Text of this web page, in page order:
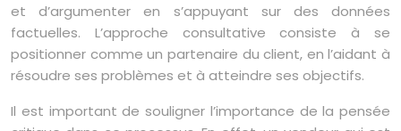
et d’argumenter en s’appuyant sur des données
factuelles. L’approche consultative consiste à se
positionner comme un partenaire du client, en l’aidant à
résoudre ses problèmes et à atteindre ses objectifs.
Il est important de souligner l’importance de la pensée